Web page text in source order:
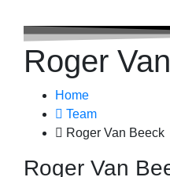
Roger
Home
Team
Roger Van Beeck
Roger Van